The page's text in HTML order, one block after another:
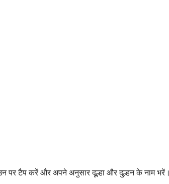
पर टैप करें और अपने अनुसार दूल्हा और दुल्हन के नाम भरें।